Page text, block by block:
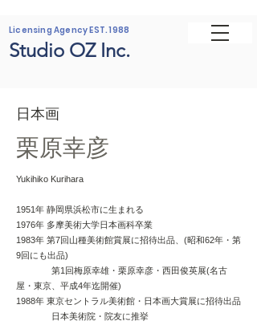
Licensing Agency EST. 1988
Studio OZ Inc.
日本画
栗原幸彦
Yukihiko Kurihara
1951年 静岡県浜松市に生まれる
1976年 多摩美術大学日本画科卒業
1983年 第7回山種美術館賞展に招待出品、(昭和62年・第
9回にも出品)
第1回梅原幸雄・栗原幸彦・西田俊英展(名古
屋・東京、平成4年迄開催)
1988年 東京セントラル美術館・日本画大賞展に招待出品
日本美術院・院友に推挙